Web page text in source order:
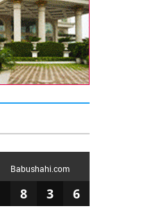
Babushahi.com
8 3 6